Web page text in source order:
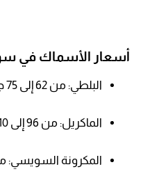
أسعار الأسماك في
البلطي: من 62 إلى 75 جنيهًا للكيلو.
الماكريل: من 96 إلى 110 جنيهات.
المكرونة السويسي: من 95 إلى 115